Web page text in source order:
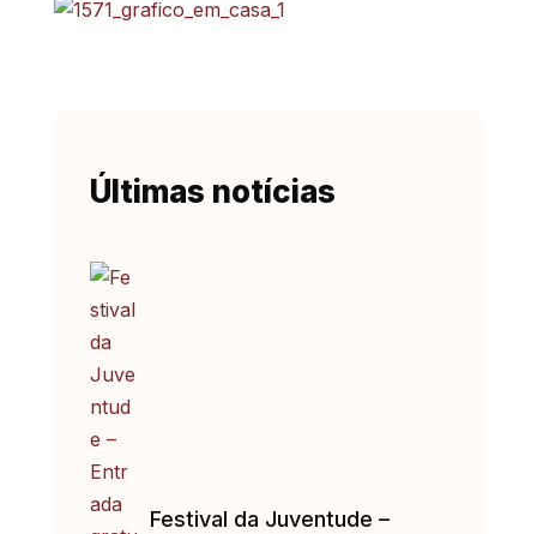
Últimas notícias
Festival da Juventude –